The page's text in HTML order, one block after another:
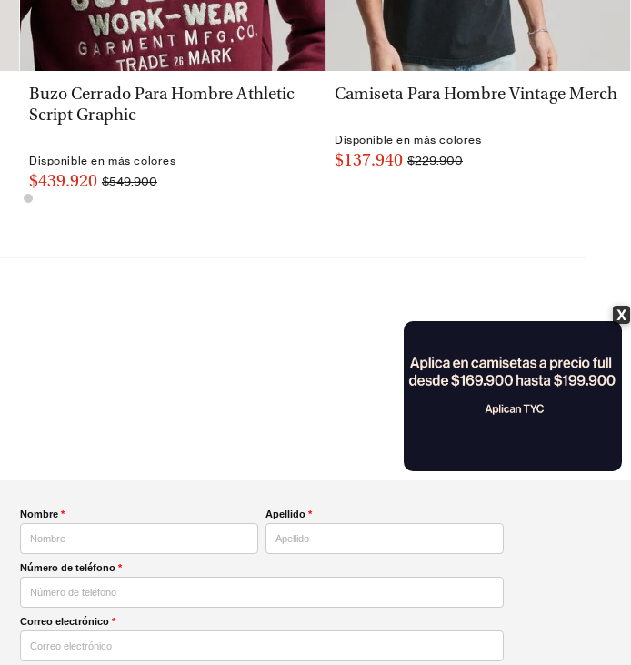
X
VISTA RÁPIDA
Buzo Cerrado Para Hombre Athletic
Script Graphic
Disponible en más colores
$439.920 $549.900
VISTA RÁPIDA
Camiseta Para Hombre Vintage Merch
Disponible en más colores
$137.940 $229.900
Nombre * Apellido *
Número de teléfono *
Correo electrónico *